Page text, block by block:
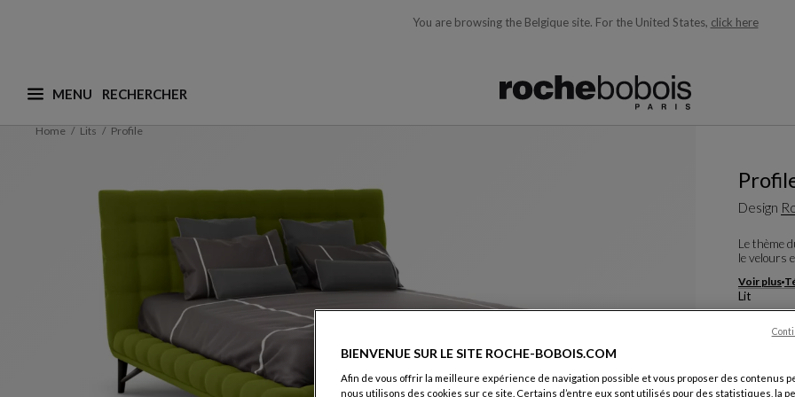
You are browsing the Belgique site. For the United States, click here
MENU
Que recherchez-vous ? (nous adaptons les suggestions en fonction de ce que vous recherchez)
Home Lits Profile
Design
Le thème
le velours
Voir plus
Lit
Coloris :
BIENVENUE SUR LE SITE ROCHE-BOBOIS.COM
Afin de vous offrir la meilleure expérience de navigation possible et vous proposer des contenus
nous utilisons des cookies sur ce site. Certains d’entre eux sont utilisés pour des statistiques, la